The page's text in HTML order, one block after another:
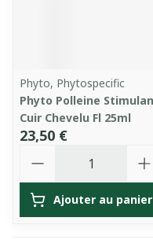
Phyto, Phytospecific
Phyto Polleine
Cuir Chevelu Fl 25ml
23,50 €
Ajouter au panier